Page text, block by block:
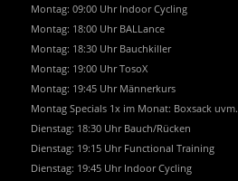
Montag: 09:00 Uhr Indoor Cycling
Montag: 18:00 Uhr BALLance
Montag: 18:30 Uhr Bauchkiller
Montag: 19:00 Uhr TosoX
Montag: 19:45 Uhr Männerkurs
Montag Specials 1x im Monat: Boxsack uvm.
Dienstag: 18:30 Uhr Bauch/Rücken
Dienstag: 19:15 Uhr Functional Training
Dienstag: 19:45 Uhr Indoor Cycling